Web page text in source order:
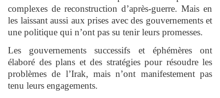
complexes de reconstruction d’après-guerre. Mais en
les laissant aussi aux prises avec des gouvernements et
une politique qui n’ont pas su tenir leurs promesses.
Les gouvernements successifs et éphémères ont
élaboré des plans et des stratégies pour résoudre les
problèmes de l’Irak, mais n’ont manifestement pas
tenu leurs engagements.